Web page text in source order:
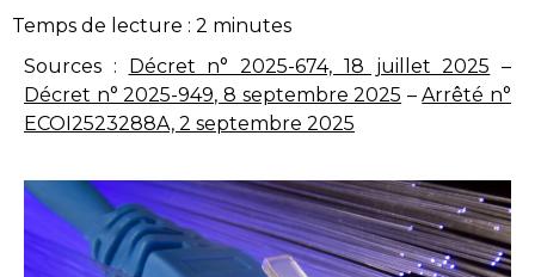
Temps de lecture : 2 minutes
Sources :
Décret n° 2025-674, 18 juillet 2025 –
Décret n° 2025-949, 8 septembre 2025 –Arrêté n°
ECOI2523288A, 2 septembre 2025